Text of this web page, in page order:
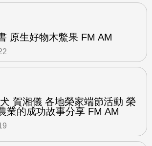
原生好物木鱉果 FM AM
賀湘儀 各地榮家端節活動 榮
業的成功故事分享 FM AM